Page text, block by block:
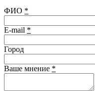
ФИО *
E-mail *
Город
Ваше мнение *